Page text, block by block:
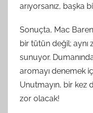
arıyorsanız, başka
Sonuçta, Mac
bir tütün değil; aynı
sunuyor.
aromayı denemek
Unutmayın, bir kez
zor olacak!